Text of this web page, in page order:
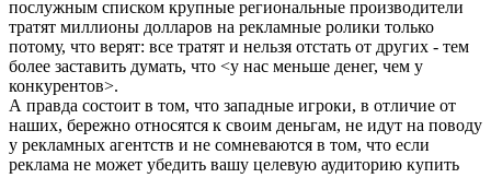
послужным списком крупные региональные производители
тратят миллионы долларов на рекламные ролики только
потому, что верят: все тратят и нельзя отстать от других - тем
более заставить думать, что <у нас меньше денег, чем у
конкурентов>.
А правда состоит в том, что западные игроки, в отличие от
наших, бережно относятся к своим деньгам, не идут на поводу
у рекламных агентств и не сомневаются в том, что если
реклама не может убедить вашу целевую аудиторию купить